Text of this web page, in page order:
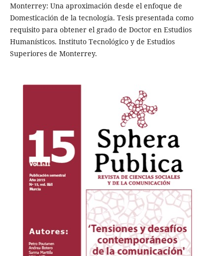
Monterrey: Una aproximación desde el enfoque de
Domesticación de la tecnología. Tesis presentada como
requisito para obtener el grado de Doctor en Estudios
Humanísticos. Instituto Tecnológico y de Estudios
Superiores de Monterrey.